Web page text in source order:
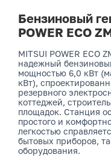
Бензиновый
POWER ECO
MITSUI POWER ECO
надежный
мощностью 6,0 кВт
кВт),
резервного
коттеджей,
площадок. Станция
простого и
легкостью
бытовых приборов,
оборудования.